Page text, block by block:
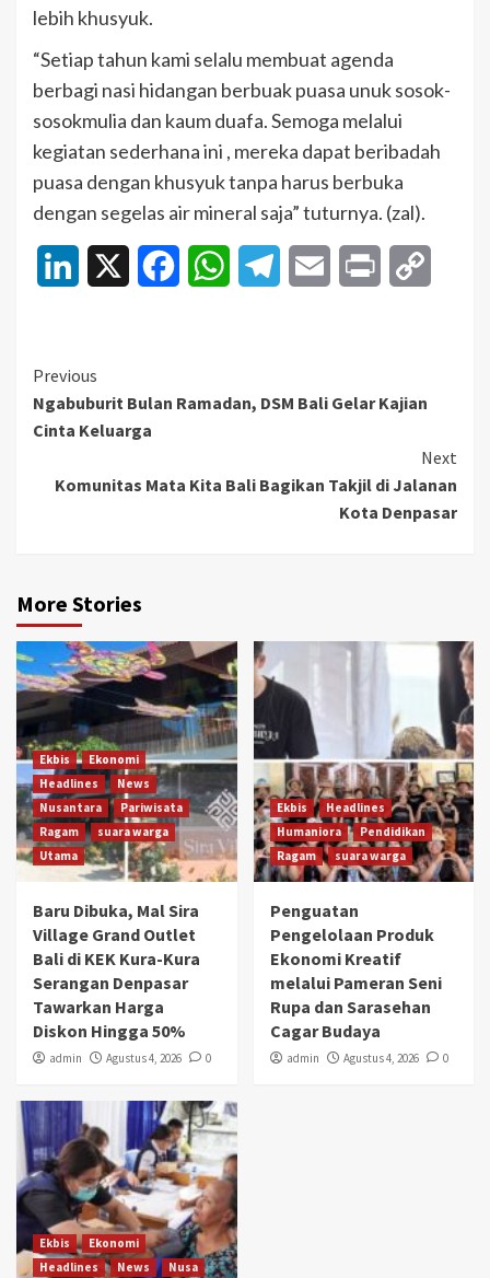
lebih khusyuk.
“Setiap tahun kami selalu membuat agenda
berbagi nasi hidangan berbuak puasa unuk sosok-
sosokmulia dan kaum duafa. Semoga melalui
kegiatan sederhana ini , mereka dapat beribadah
puasa dengan khusyuk tanpa harus berbuka
dengan segelas air mineral saja” tuturnya. (zal).
LinkedIn FacebookWhatsAppTelegramEmail Print
Continue
Reading
Previous
Ngabuburit Bulan Ramadan, DSM Bali Gelar Kajian
Cinta Keluarga
Next
Komunitas Mata Kita Bali Bagikan Takjil di Jalanan
Kota Denpasar
More Stories
Ekbis
Ekonomi
Headlines
News
Nusantara
Pariwisata
Ragam
suara warga
Utama
Baru Dibuka, Mal Sira
Village Grand Outlet
Bali di KEK Kura-Kura
Serangan Denpasar
Tawarkan Harga
Diskon Hingga 50%
admin Agustus 4, 2026 0
Ekbis
Headlines
Humaniora
Pendidikan
Ragam
suara warga
Penguatan
Pengelolaan Produk
Ekonomi Kreatif
melalui Pameran Seni
Rupa dan Sarasehan
Cagar Budaya
admin Agustus 4, 2026 0
Ekbis
Ekonomi
Headlines
News Nusa